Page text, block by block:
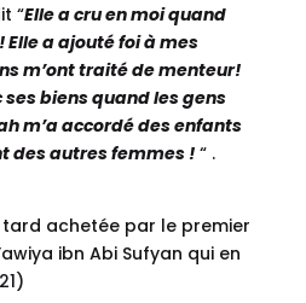
“Elle a cru en moi quand
Elle a ajouté foi à mes
m’ont traité de menteur!
ses biens quand les gens
m’a accordé des enfants
des autres femmes !“ .
achetée par le premier
ibn Abi Sufyan qui en